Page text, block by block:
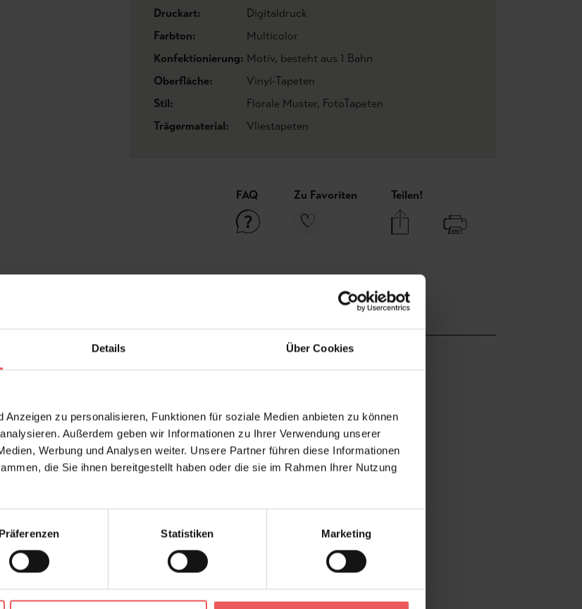
Details Über Cookies
zu personalisieren, Funktionen für soziale Medien anbieten zu können
Außerdem geben wir Informationen zu Ihrer Verwendung unserer
Werbung und Analysen weiter. Unsere Partner führen diese Informationen
die Sie ihnen bereitgestellt haben oder die sie im Rahmen Ihrer Nutzung
Präferenzen Statistiken Marketing
Druckart:
Digitaldruck
Farbton:
Multicolor
Konfektionierung: Motiv, besteht aus 1 Bahn
Oberfläche:
Vinyl-Tapeten
Stil:
Florale Muster, FotoTapeten
Trägermaterial:
Vliestapeten
FAQ Zu Favoriten Teilen!